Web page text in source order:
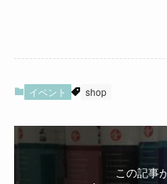
イベント shop
この記事